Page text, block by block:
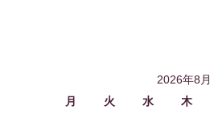
2026年8月
月
火 水 木